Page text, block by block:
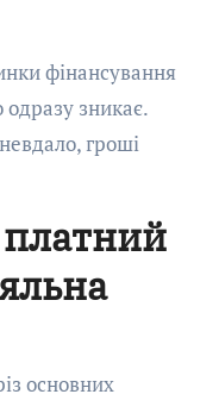
фінансування
одразу зникає.
гроші
основних